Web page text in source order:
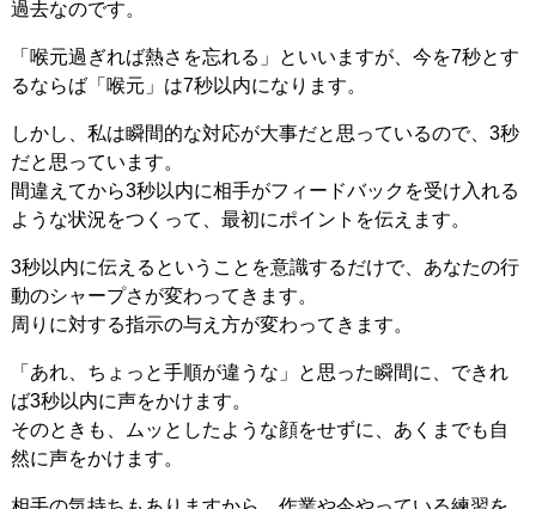
過去なのです。
「喉元過ぎれば熱さを忘れる」といいますが、今を7秒とす
るならば「喉元」は7秒以内になります。
しかし、私は瞬間的な対応が大事だと思っているので、3秒
だと思っています。
間違えてから3秒以内に相手がフィードバックを受け入れる
ような状況をつくって、最初にポイントを伝えます。
3秒以内に伝えるということを意識するだけで、あなたの行
動のシャープさが変わってきます。
周りに対する指示の与え方が変わってきます。
「あれ、ちょっと手順が違うな」と思った瞬間に、できれ
ば3秒以内に声をかけます。
そのときも、ムッとしたような顔をせずに、あくまでも自
然に声をかけます。